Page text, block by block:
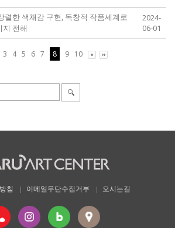
렬한 색채감 구현, 독창적 작품세계로
지 전해
2024-
06-01
3 4 5 6 7 8 9 10
침 이메일무단수집거부 오시는길